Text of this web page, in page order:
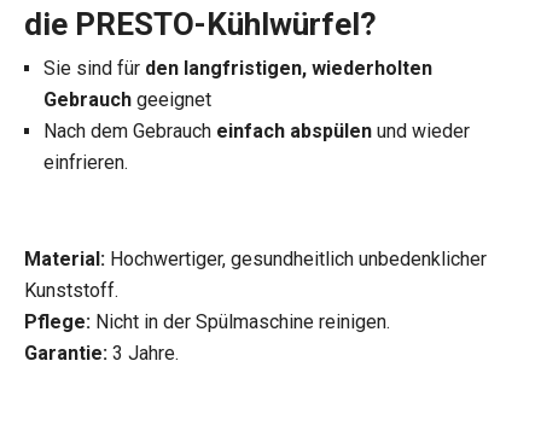
die PRESTO-Kühlwürfel?
Sie sind für den langfristigen, wiederholten
Gebrauch geeignet
Nach dem Gebrauch einfach abspülen und wieder
einfrieren.
Material: Hochwertiger, gesundheitlich unbedenklicher
Kunststoff.
Pflege: Nicht in der Spülmaschine reinigen.
Garantie: 3 Jahre.